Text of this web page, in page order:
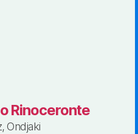
Rinoceronte
Ondjaki